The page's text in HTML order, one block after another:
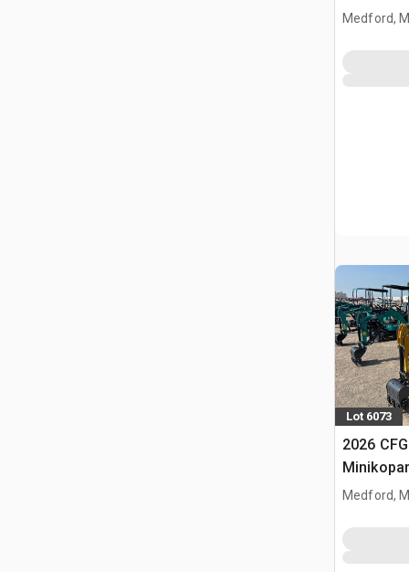
Medford,
Lot 6073
2026
Medford,